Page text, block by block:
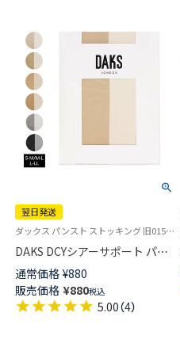
翌日発送
ダックス パンスト ストッキング 旧01513002
DAKS DCYシアーサポート パン
ティストッキング シルクプロテ
イン加工 ウエストゆったり レ
ディース 日本製【365日最短翌
日発送】 01514002
通常価格 ¥880
販売価格 ¥880税込
5.00（4）